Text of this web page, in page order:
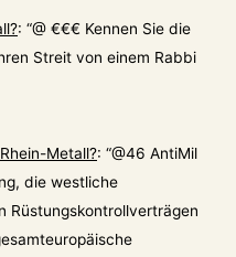
: “@ €€€ Kennen Sie die
Streit von einem Rabbi
Metall?: “@46 AntiMil
die westliche
Rüstungskontrollverträgen